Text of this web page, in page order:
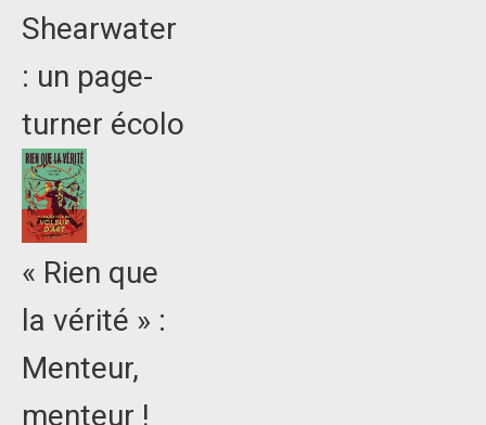
Shearwater
: un page-
turner écolo
« Rien que
la vérité » :
Menteur,
menteur !